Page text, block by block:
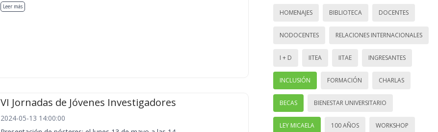
Leer más
VI Jornadas de Jóvenes Investigadores
2024-05-13 14:00:00
HOMENAJES BIBLIOTECA DOCENTES
NODOCENTES RELACIONES INTERNACIONALES
I + D IITEA IITAE INGRESANTES
INCLUSIÓN FORMACIÓN CHARLAS
BECAS BIENESTAR UNIVERSITARIO
LEY MICAELA 100 AÑOS WORKSHOP